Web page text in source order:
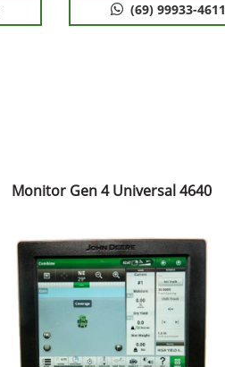
(69) 99933-4611
Monitor Gen 4 Universal 4640